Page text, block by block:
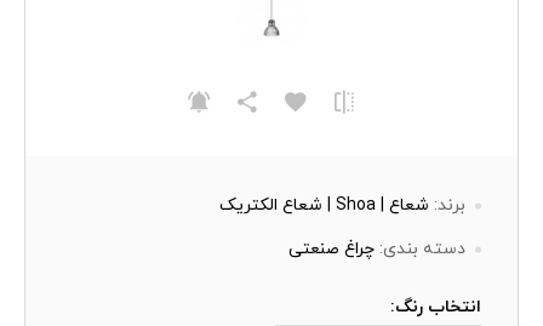
برند: شعاع | Shoa | شعاع الکتریک
دسته بندی: چراغ صنعتی
انتخاب رنگ: